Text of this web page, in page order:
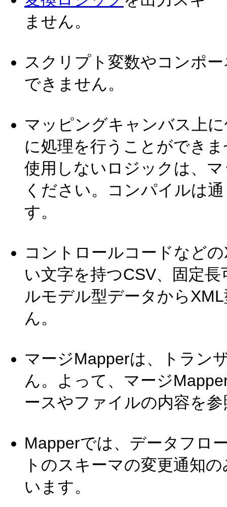
ません。
スクリプト変数やコンポ
できません。
マッピングキャンバス上
に処理を行うことができ
使用しないロジックは、
ください。コンパイルは
す。
コントロールコードなど
い文字を持つCSV、固定
ルモデル型データから
ん。
マージMapperは、トラン
ん。よって、マージ
ースやファイルの内容を
Mapperでは、データフロ
トのスキーマの変更通知
います。